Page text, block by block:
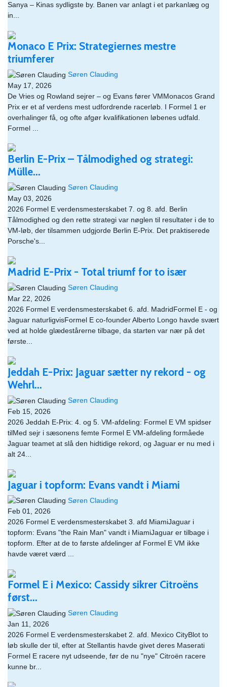
Sanya – Kinas sydligste by. Banen var anlagt i et parkanlæg og
in...
Monaco E Prix: Strategiernes mestre
triumferer
Søren Clauding
May 17, 2026
De Vries og Rowland sejrer – og Evans fører VMMonacos Grand
Prix er et af verdens mest udfordrende racerløb. I Formel 1 er
overhalinger få, og ofte afgør kvalifikationen løbenes udfald.
Formel ...
Berlin E-Prix – Tålmodighed og strategi:
Mülle...
Søren Clauding
May 03, 2026
2026 Formel E verdensmesterskabet 7. og 8. afd. Berlin​
Tålmodighed og den rette strategi var nøglen til resultater i de to
VM-løb, der tilsammen udgjorde Berlin E-Prix. Det praktiserede
Porsche's...
Madrid E-Prix - Total triumf for to især
Søren Clauding
Mar 22, 2026
2026 Formel E verdensmesterskabet 6. afd. MadridFormel E - og
Jaguar naturligvisFormel E co-founder Alberto Longo havde svært
ved at holde glædestårerne tilbage, da starten var nær på det
første...
Jeddah E-Prix: Jaguar sætter ny rekord - og
Wehrl...
Søren Clauding
Feb 15, 2026
2026 Jeddah E-Prix: 4. og 5. VM-afdeling: Formel E VM spidser
tilMed sejr i sæsonens femte Formel E VM-afdeling formåede
Jaguar teamet at slå den hidtidige rekord, og Jaguar er nu med i
alt 24...
Jaguar i topform: Evans vandt i Miami
Søren Clauding
Feb 01, 2026
2026 Formel E verdensmesterskabet 3. afd MiamiJaguar i
topform: Evans "the Rain Man" vandt i MiamiJaguar er tilbage i
topform. Efter at de to første afdelinger af Formel E VM ikke
havde været værd ...
Formel E i Mexico: Cassidy sikrer Citroëns
først...
Søren Clauding
Jan 11, 2026
2026 Formel E verdensmesterskabet 2. afd. Mexico CityBlot to
løb skulle der til, efter at Stellantis havde givet deres Maserati
Formel E racere nyt udseende, før de nu "nye" Citroën racere
kunne br...